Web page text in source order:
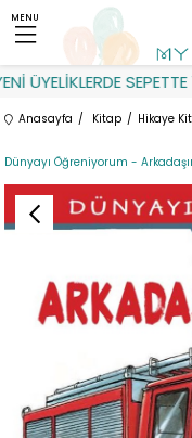
ÜYELİKLERDE SEPETTE
MENU
Anasayfa Kitap Hikaye
Dünyayı Öğreniyorum -